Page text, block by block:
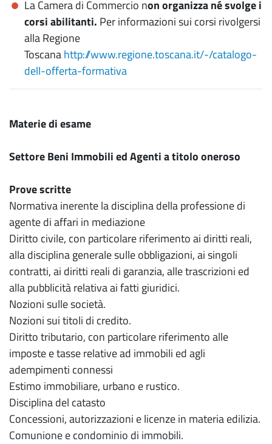
La Camera di Commercio non organizza né svolge i
corsi abilitanti. Per informazioni sui corsi rivolgersi
alla Regione
Toscanahttp://www.regione.toscana.it/-/catalogo-
dell-offerta-formativa
Materie di esame
Settore Beni Immobili ed Agenti a titolo oneroso
Prove scritte
Normativa inerente la disciplina della professione di
agente di affari in mediazione
Diritto civile, con particolare riferimento ai diritti reali,
alla disciplina generale sulle obbligazioni, ai singoli
contratti, ai diritti reali di garanzia, alle trascrizioni ed
alla pubblicità relativa ai fatti giuridici.
Nozioni sulle società.
Nozioni sui titoli di credito.
Diritto tributario, con particolare riferimento alle
imposte e tasse relative ad immobili ed agli
adempimenti connessi
Estimo immobiliare, urbano e rustico.
Disciplina del catasto
Concessioni, autorizzazioni e licenze in materia edilizia.
Comunione e condominio di immobili.